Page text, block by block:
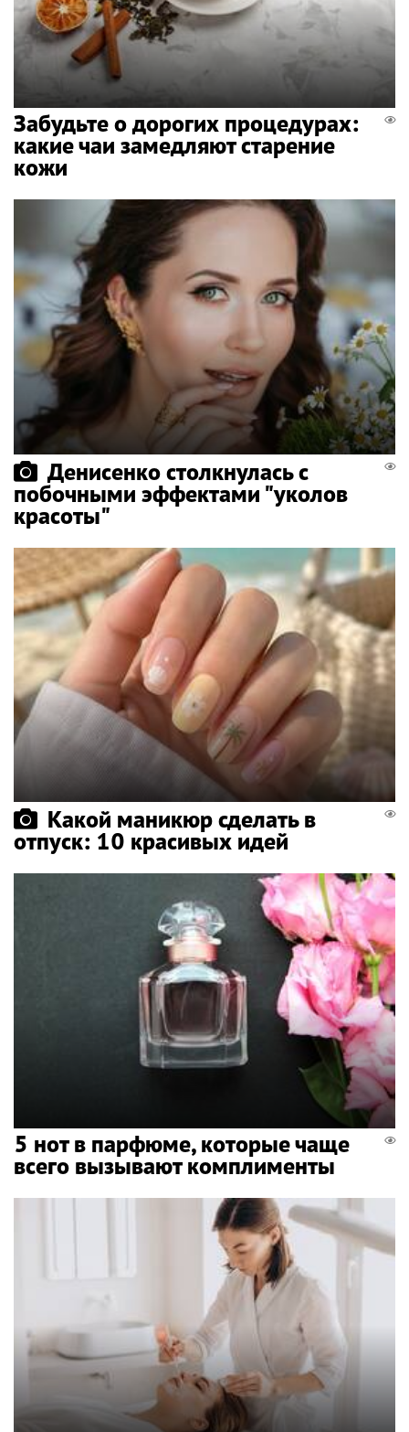
Забудьте о дорогих процедурах:
какие чаи замедляют старение
кожи
Денисенко столкнулась с
побочными эффектами "уколов
красоты"
Какой маникюр сделать в
отпуск: 10 красивых идей
5 нот в парфюме, которые чаще
всего вызывают комплименты